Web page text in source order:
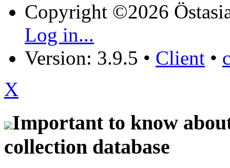
Copyright ©2026
Log in...
Version: 3.9.5 • Client •
X
Important to know
collection database